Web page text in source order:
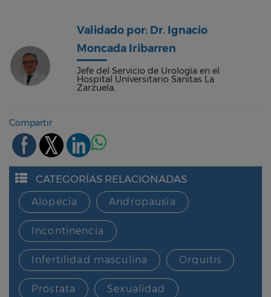
Validado por: Dr. Ignacio
Moncada Iribarren
Jefe del Servicio de Urología en el
Hospital Universitario Sanitas La
Zarzuela.
Compartir
CATEGORÍAS RELACIONADAS
Alopecia Andropausia
Incontinencia
Infertilidad masculina Orquitis
Próstata Sexualidad